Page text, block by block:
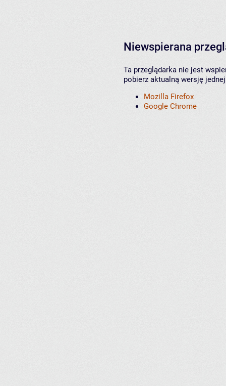
Niewspierana
Ta przeglądarka nie jest
pobierz aktualną wersję
Mozilla Firefox
Google Chrome